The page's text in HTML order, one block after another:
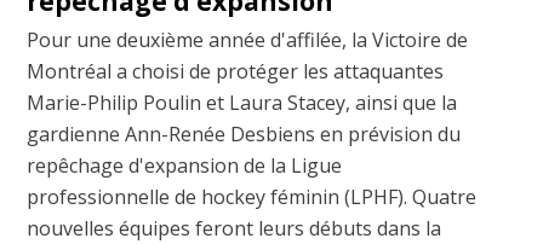
Pour une deuxième année d'affilée, la Victoire de
Montréal a choisi de protéger les attaquantes
Marie-Philip Poulin et Laura Stacey, ainsi que la
gardienne Ann-Renée Desbiens en prévision du
repêchage d'expansion de la Ligue
professionnelle de hockey féminin (LPHF). Quatre
nouvelles équipes feront leurs débuts dans la